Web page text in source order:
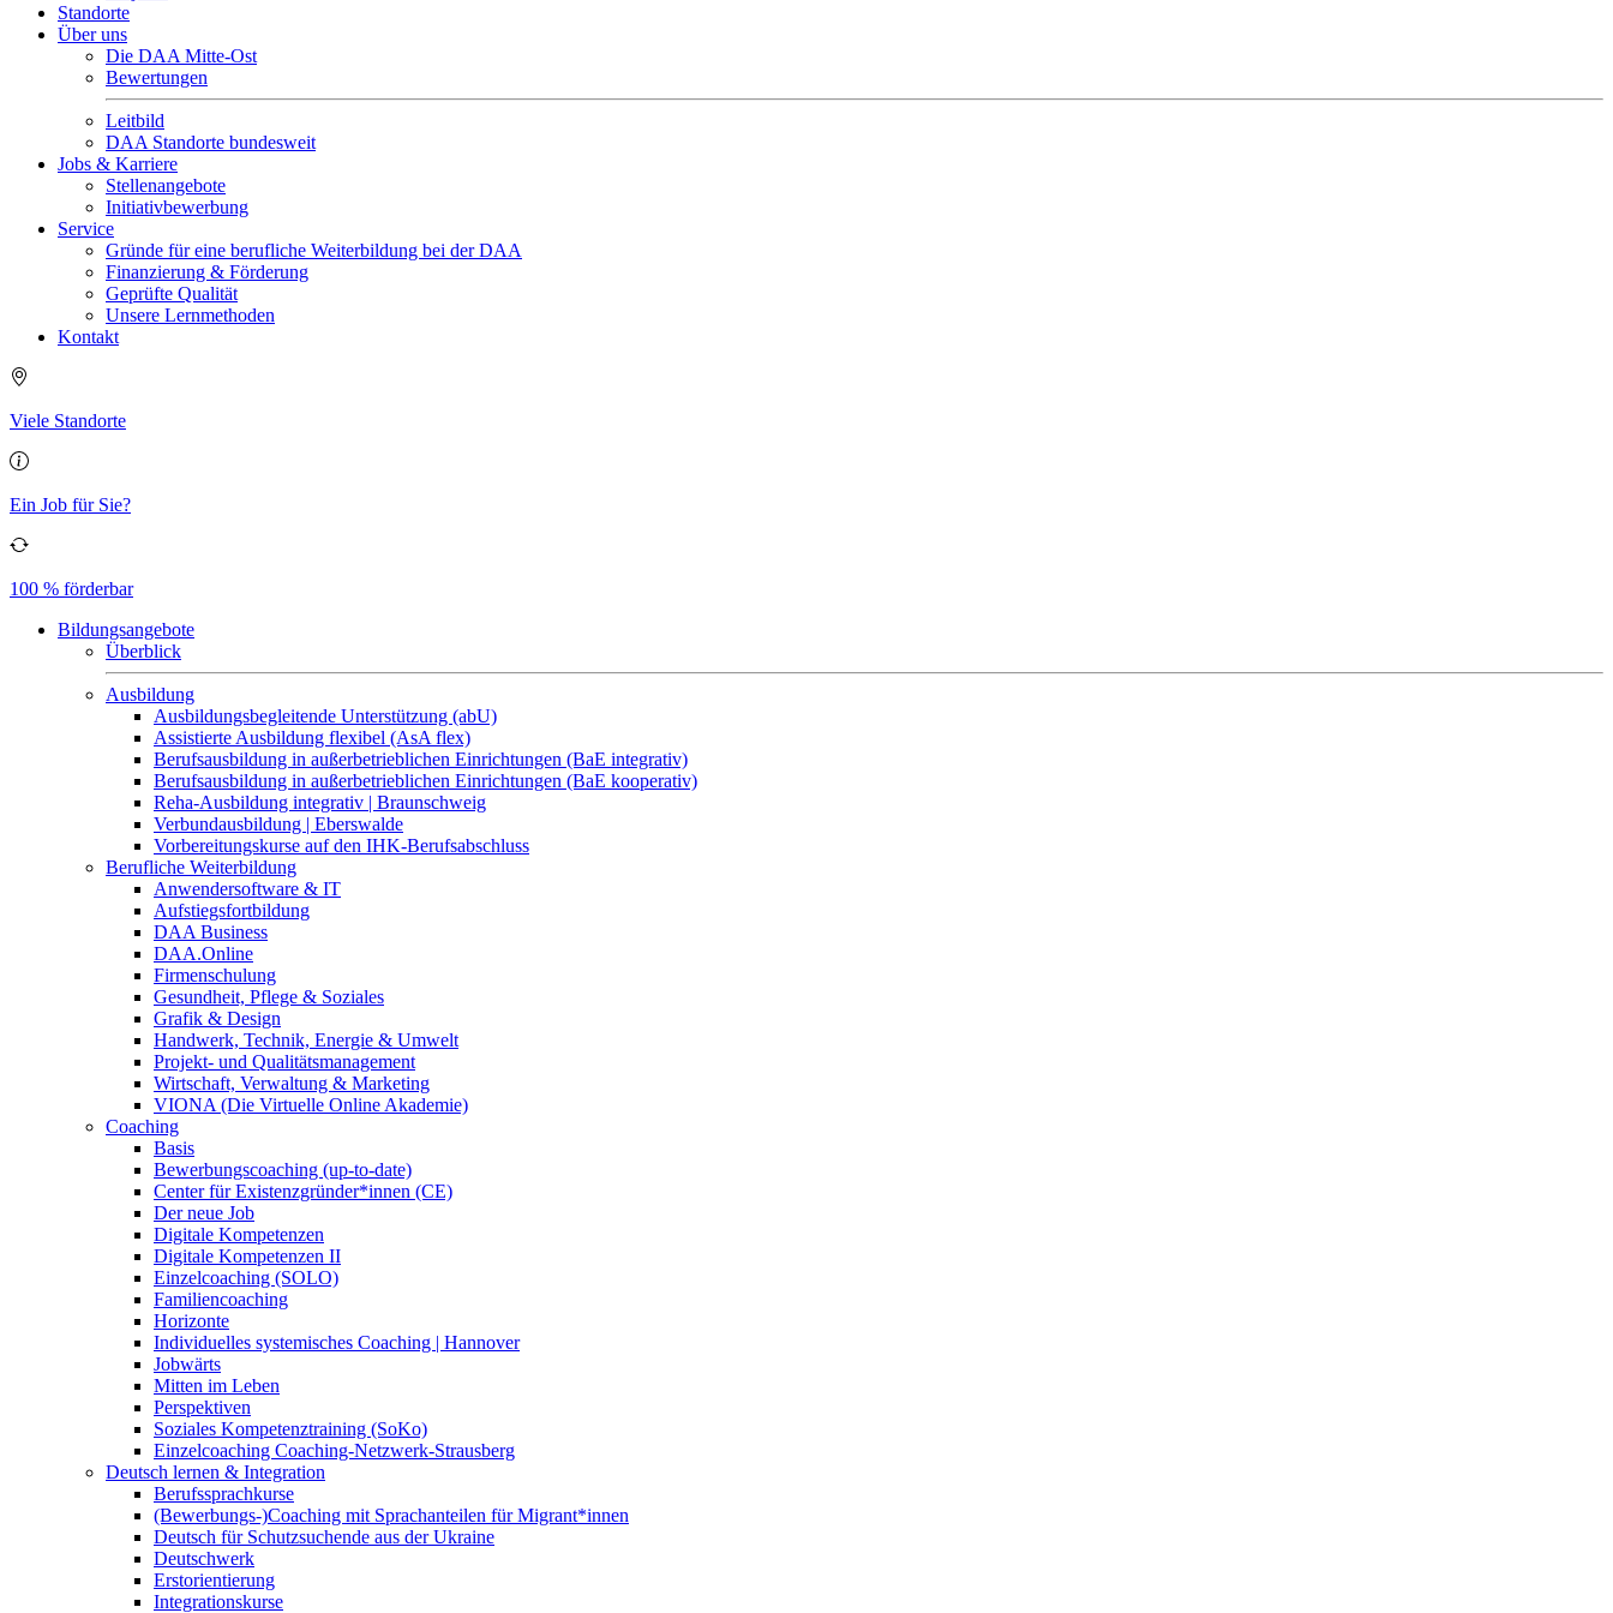
Standorte
Über uns
Die DAA Mitte-Ost
Bewertungen
Leitbild
DAA Standorte bundesweit
Jobs & Karriere
Stellenangebote
Initiativbewerbung
Service
Gründe für eine berufliche Weiterbildung bei der DAA
Finanzierung & Förderung
Geprüfte Qualität
Unsere Lernmethoden
Kontakt
Viele Standorte
Ein Job für Sie?
100 % förderbar
Bildungsangebote
Überblick
Ausbildung
Ausbildungsbegleitende Unterstützung (abU)
Assistierte Ausbildung flexibel (AsA flex)
Berufsausbildung in außerbetrieblichen Einrichtungen (BaE integrativ)
Berufsausbildung in außerbetrieblichen Einrichtungen (BaE kooperativ)
Reha-Ausbildung integrativ | Braunschweig
Verbundausbildung | Eberswalde
Vorbereitungskurse auf den IHK-Berufsabschluss
Berufliche Weiterbildung
Anwendersoftware & IT
Aufstiegsfortbildung
DAA Business
DAA.Online
Firmenschulung
Gesundheit, Pflege & Soziales
Grafik & Design
Handwerk, Technik, Energie & Umwelt
Projekt- und Qualitätsmanagement
Wirtschaft, Verwaltung & Marketing
VIONA (Die Virtuelle Online Akademie)
Coaching
Basis
Bewerbungscoaching (up-to-date)
Center für Existenzgründer*innen (CE)
Der neue Job
Digitale Kompetenzen
Digitale Kompetenzen II
Einzelcoaching (SOLO)
Familiencoaching
Horizonte
Individuelles systemisches Coaching | Hannover
Jobwärts
Mitten im Leben
Perspektiven
Soziales Kompetenztraining (SoKo)
Einzelcoaching Coaching-Netzwerk-Strausberg
Deutsch lernen & Integration
Berufssprachkurse
(Bewerbungs-)Coaching mit Sprachanteilen für Migrant*innen
Deutsch für Schutzsuchende aus der Ukraine
Deutschwerk
Erstorientierung
Integrationskurse